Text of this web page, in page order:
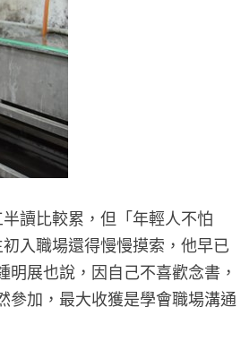
讀比較累，但「年輕人不怕
入職場還得慢慢摸索，他早已
展也說，因自己不喜歡念書，
參加，最大收獲是學會職場溝通